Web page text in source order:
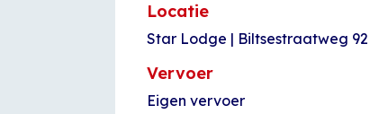
Locatie
Star Lodge | Biltsestraatweg 92
Vervoer
Eigen vervoer